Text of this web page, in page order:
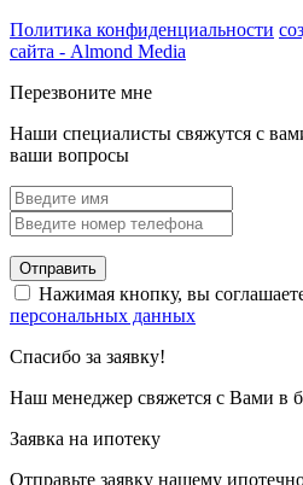
Политика конфиденциальности
сайта - Almond Media
Перезвоните мне
Наши специалисты свяжутся с
ваши вопросы
Отправить
Нажимая кнопку, вы
персональных данных
Спасибо за заявку!
Наш менеджер свяжется с Вами в
Заявка на ипотеку
Отправьте заявку нашему